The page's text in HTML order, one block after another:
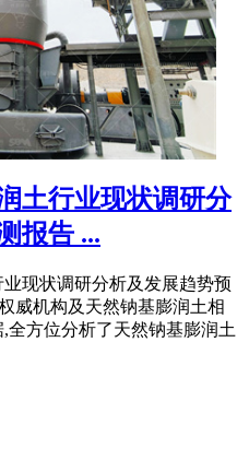
土行业现状调研分
报告 ...
业现状调研分析及发展趋势预
威机构及天然钠基膨润土相
全方位分析了天然钠基膨润土